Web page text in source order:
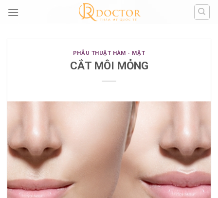
PHẪU THUẬT HÀM - MẶT
CẮT MÔI MỎNG